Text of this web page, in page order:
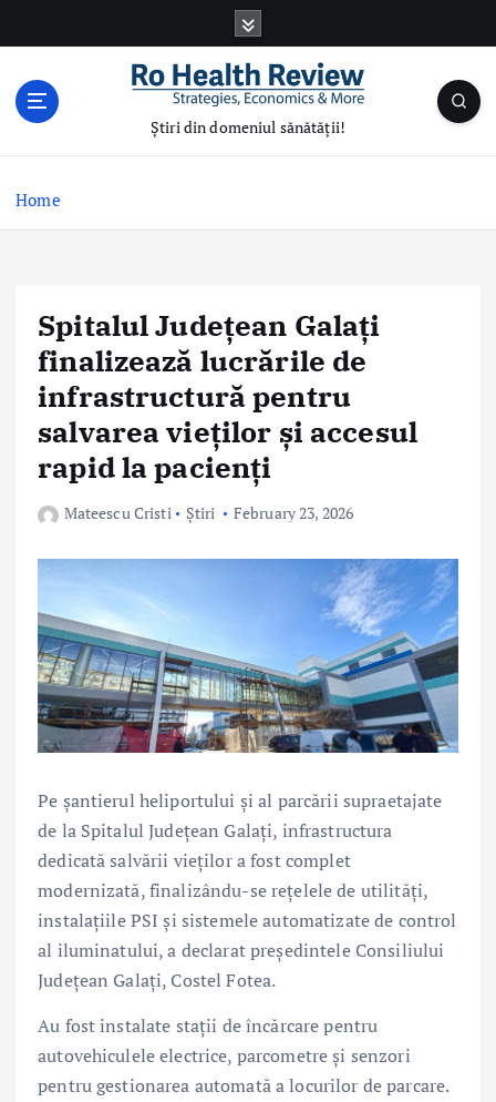
Știri din domeniul sănătății!
Home
Spitalul Județean Galați
finalizează lucrările de
infrastructură pentru
salvarea vieților și accesul
rapid la pacienți
Mateescu Cristi Știri February 23, 2026
Pe șantierul heliportului și al parcării supraetajate
de la Spitalul Județean Galați, infrastructura
dedicată salvării vieților a fost complet
modernizată, finalizându-se rețelele de utilități,
instalațiile PSI și sistemele automatizate de control
al iluminatului, a declarat președintele Consiliului
Județean Galați, Costel Fotea.
Au fost instalate stații de încărcare pentru
autovehiculele electrice, parcometre și senzori
pentru gestionarea automată a locurilor de parcare.